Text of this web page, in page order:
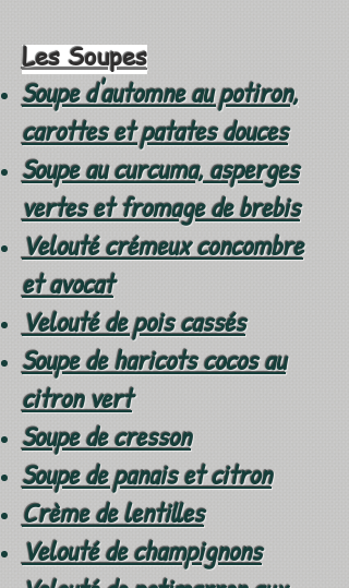
Les Soupes
Soupe d'automne au potiron,
carottes et patates douces
Soupe au curcuma, asperges
vertes et fromage de brebis
Velouté crémeux concombre
et avocat
Velouté de pois cassés
Soupe de haricots cocos au
citron vert
Soupe de cresson
Soupe de panais et citron
Crème de lentilles
Velouté de champignons